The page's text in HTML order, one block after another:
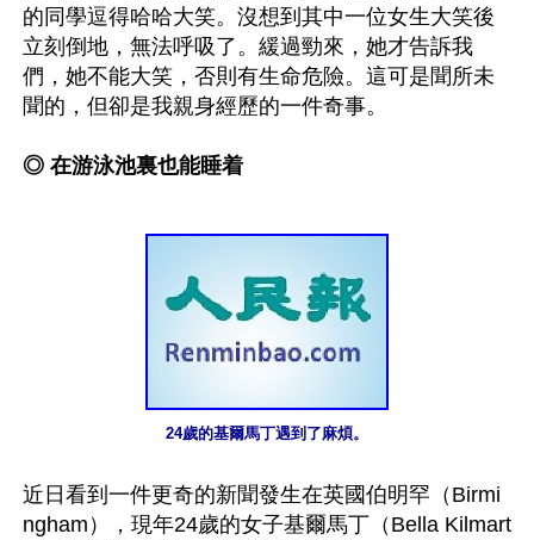
的同學逗得哈哈大笑。沒想到其中一位女生大笑後
立刻倒地，無法呼吸了。緩過勁來，她才告訴我
們，她不能大笑，否則有生命危險。這可是聞所未
聞的，但卻是我親身經歷的一件奇事。
◎ 在游泳池裏也能睡着
24歲的基爾馬丁遇到了麻煩。
近日看到一件更奇的新聞發生在英國伯明罕（Birmi
ngham），現年24歲的女子基爾馬丁（Bella Kilmart